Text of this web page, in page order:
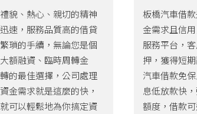
貌、熱心、親切的精神
速，服務品質高的借貸
瑣的手續，無論您是個
額融資、臨時周轉金
的最佳選擇，公司處理
金需求就是這麼的快，
可以輕鬆地為你搞定資
板橋汽車借
金需求且信
服務平台，
押，獲得短
汽車借款免
息低放款快
額度，借款